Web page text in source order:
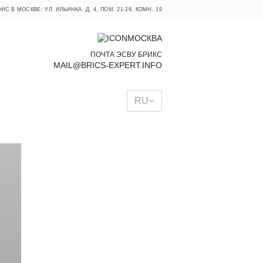
В МОСКВЕ: УЛ. ИЛЬИНКА, Д. 4, ПОМ. 21-29, КОМН. 19
МОСКВА
ПОЧТА ЭСВУ БРИКС
MAIL@BRICS-EXPERT.INFO
RU